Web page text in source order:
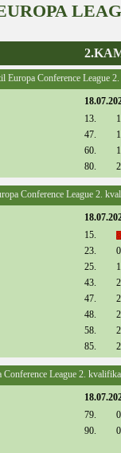
Conference League
13.
47.
60.
80.
Conference League 2.
15.
23.
25.
43.
47.
48.
58.
85.
League 2.
79.
90.